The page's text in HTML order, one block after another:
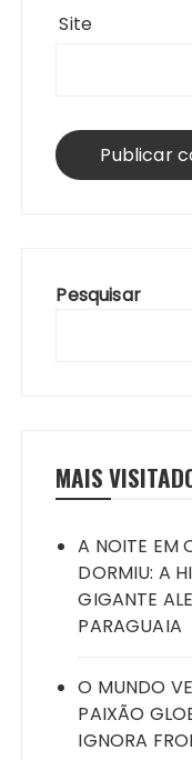
Site
Pesquisar
MAIS
A NOITE EM
DORMIU: A
GIGANTE
PARAGUAIA
O MUNDO
PAIXÃO
IGNORA